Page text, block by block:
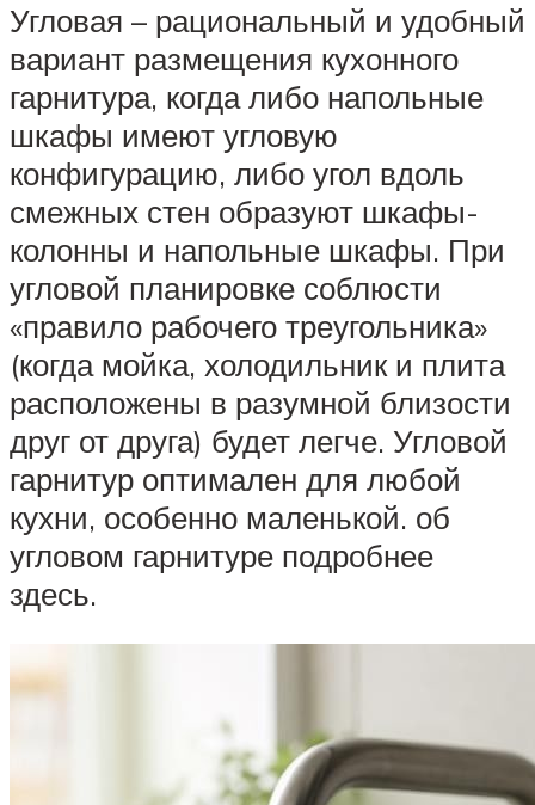
Угловая – рациональный и удобный
вариант размещения кухонного
гарнитура, когда либо напольные
шкафы имеют угловую
конфигурацию, либо угол вдоль
смежных стен образуют шкафы-
колонны и напольные шкафы. При
угловой планировке соблюсти
«правило рабочего треугольника»
(когда мойка, холодильник и плита
расположены в разумной близости
друг от друга) будет легче. Угловой
гарнитур оптимален для любой
кухни, особенно маленькой. об
угловом гарнитуре подробнее
здесь.